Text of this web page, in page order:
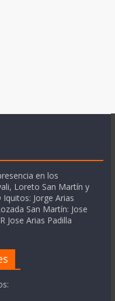
en los
Loreto San Martín y
Iquitos: Jorge Arias
San Martín: Jose
Jose Arias Padilla